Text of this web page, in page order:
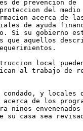
de prevencion de
del medio
acerca de
de ayuda
Si su gobierno
que aquellos
local
al trabajo de
y locales
de los
envenenados
su casa sea